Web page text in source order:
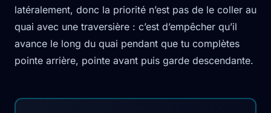
latéralement, donc la priorité n’est pas de le coller au
quai avec une traversière : c’est d’empêcher qu’il
avance le long du quai pendant que tu complètes
pointe arrière, pointe avant puis garde descendante.